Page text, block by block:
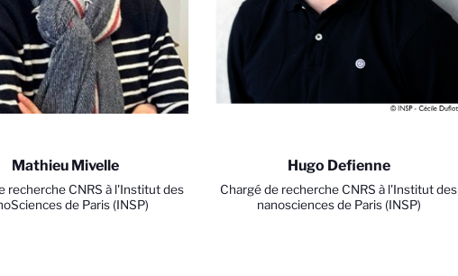
Mathieu Mivelle
recherche CNRS à l'Institut des
de Paris (INSP)
Hugo Defienne
Chargé de recherche CNRS à l'Institut des
nanosciences de Paris (INSP)